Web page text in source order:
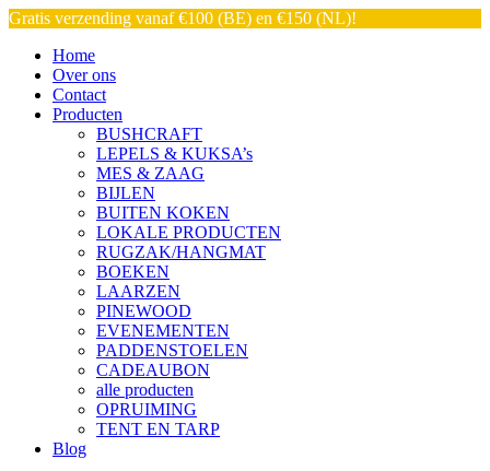
Gratis verzending vanaf €100 (BE) en €150 (NL)!
Home
Over ons
Contact
Producten
BUSHCRAFT
LEPELS & KUKSA’s
MES & ZAAG
BIJLEN
BUITEN KOKEN
LOKALE PRODUCTEN
RUGZAK/HANGMAT
BOEKEN
LAARZEN
PINEWOOD
EVENEMENTEN
PADDENSTOELEN
CADEAUBON
alle producten
OPRUIMING
TENT EN TARP
Blog